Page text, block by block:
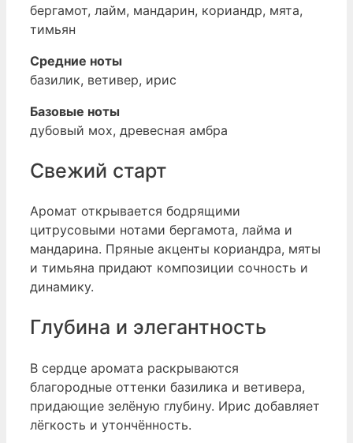
бергамот, лайм, мандарин, кориандр, мята,
тимьян
Средние ноты
базилик, ветивер, ирис
Базовые ноты
дубовый мох, древесная амбра
Свежий старт
Аромат открывается бодрящими
цитрусовыми нотами бергамота, лайма и
мандарина. Пряные акценты кориандра, мяты
и тимьяна придают композиции сочность и
динамику.
Глубина и элегантность
В сердце аромата раскрываются
благородные оттенки базилика и ветивера,
придающие зелёную глубину. Ирис добавляет
лёгкость и утончённость.